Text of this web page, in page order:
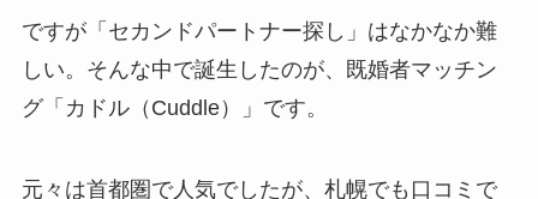
ですが「セカンドパートナー探し」はなかなか難
しい。そんな中で誕生したのが、既婚者マッチン
グ「カドル（Cuddle）」です。
元々は首都圏で人気でしたが、札幌でも口コミで